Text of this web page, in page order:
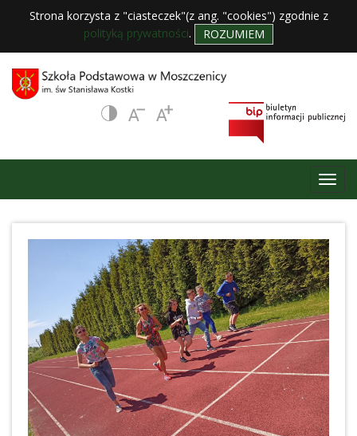
Strona korzysta z "ciasteczek"(z ang. "cookies") zgodnie z
polityką prywatności. ROZUMIEM